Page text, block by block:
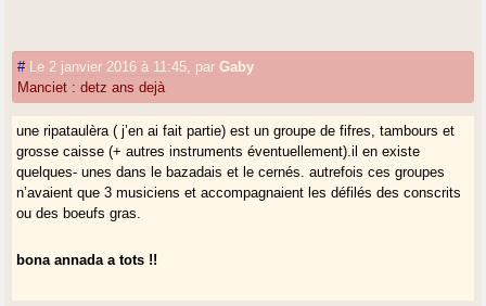
*cette graphie d’une langue dont nous espérons qu’elle n’a pas dit son
gascon mais elle me parait plus adaptée et englobante (et plus
esthétique,en plus)que la graphie boisgontier d’Arnaudin qui visait à
donner une perception millimétriquement exacte d’une langue appelée à
disparaitre, à l’image de l’intention d’Arnaudin lui-même .
# Le 2 janvier 2016 à 11:45 parGaby
Manciet : detz ans dejà
une ripataulèra ( j’en ai fait partie) est un groupe de fifres, tambours et
grosse caisse (+ autres instruments éventuellement).il en existe
quelques- unes dans le bazadais et le cernés. autrefois ces groupes
n’avaient que 3 musiciens et accompagnaient les défilés des conscrits
ou des boeufs gras.
bona annada a tots !!